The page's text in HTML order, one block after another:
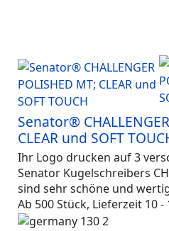
Senator®
CLEAR und SOFT
Ihr Logo drucken auf 3
Senator Kugelschreibers
sind sehr schöne und
Ab 500 Stück, Lieferzeit 10